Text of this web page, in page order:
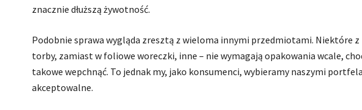
znacznie dłuższą żywotność.
Podobnie sprawa wygląda zresztą z wieloma innymi przedmiotami. Niektóre z
torby, zamiast w foliowe woreczki, inne – nie wymagają opakowania wcale,
takowe wepchnąć. To jednak my, jako konsumenci, wybieramy naszymi
akceptowalne.